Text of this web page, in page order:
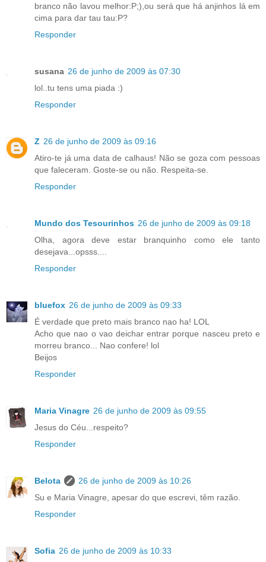
branco não lavou melhor:P;),ou será que há anjinhos lá em
cima para dar tau tau:P?
Responder
susana 26 de junho de 2009 às 07:30
lol..tu tens uma piada :)
Responder
Z 26 de junho de 2009 às 09:16
Atiro-te já uma data de calhaus! Não se goza com pessoas
que faleceram. Goste-se ou não. Respeita-se.
Responder
Mundo dos Tesourinhos 26 de junho de 2009 às 09:18
Olha, agora deve estar branquinho como ele tanto
desejava...opsss....
Responder
bluefox 26 de junho de 2009 às 09:33
É verdade que preto mais branco nao ha! LOL
Acho que nao o vao deichar entrar porque nasceu preto e
morreu branco... Nao confere! lol
Beijos
Responder
Maria Vinagre 26 de junho de 2009 às 09:55
Jesus do Céu...respeito?
Responder
Belota
26 de junho de 2009 às 10:26
Su e Maria Vinagre, apesar do que escrevi, têm razão.
Responder
Sofia 26 de junho de 2009 às 10:33